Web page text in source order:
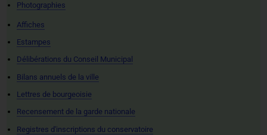
Photographies
Affiches
Estampes
Délibérations du Conseil Municipal
Bilans annuels de la ville
Lettres de bourgeoisie
Recensement de la garde nationale
Registres d'inscriptions du conservatoire